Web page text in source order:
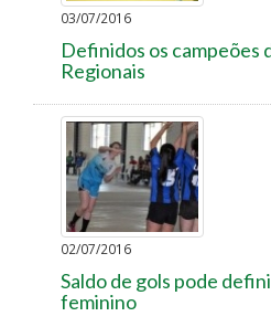
03/07/2016
Definidos os campeões
Regionais
02/07/2016
Saldo de gols pode
feminino